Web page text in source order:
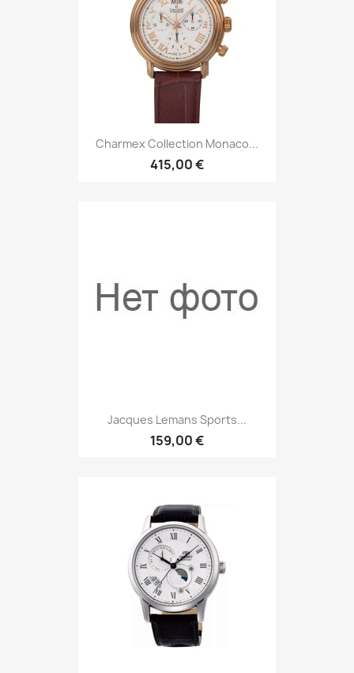
Charmex Collection Monaco...
415,00 €
Jacques Lemans Sports...
159,00 €